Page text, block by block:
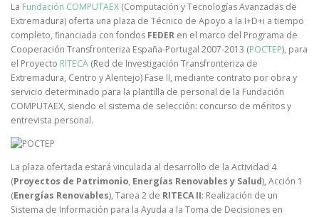
La Fundación COMPUTAEX (Computación y Tecnologías Avanzadas de
Extremadura) oferta una plaza de Técnico de Apoyo a la I+D+i a tiempo
completo, financiada con fondos FEDER en el marco del Programa de
Cooperación Transfronteriza España-Portugal 2007-2013 (POCTEP), para
el Proyecto RITECA (Red de Investigación Transfronteriza de
Extremadura, Centro y Alentejo) Fase II, mediante contrato por obra y
servicio determinado para la plantilla de personal de la Fundación
COMPUTAEX, siendo el sistema de selección: concurso de méritos y
entrevista personal.
La plaza ofertada estará vinculada al desarrollo de la Actividad 4
(Proyectos de Patrimonio, Energías Renovables y Salud), Acción 1
(Energías Renovables), Tarea 2 de RITECA II: Realización de un
Sistema de Información para la Ayuda a la Toma de Decisiones en